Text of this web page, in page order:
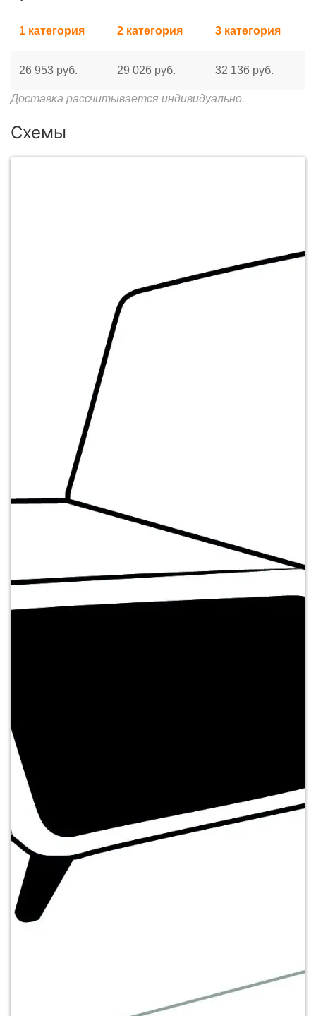
1 категория 2 категория 3 категория
26 953 руб. 29 026 руб. 32 136 руб.
Доставка рассчитывается индивидуально.
Схемы